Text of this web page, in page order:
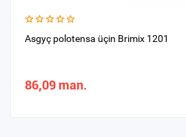
Asgyç polotensa üçin Brimix 1201
86,09 man.